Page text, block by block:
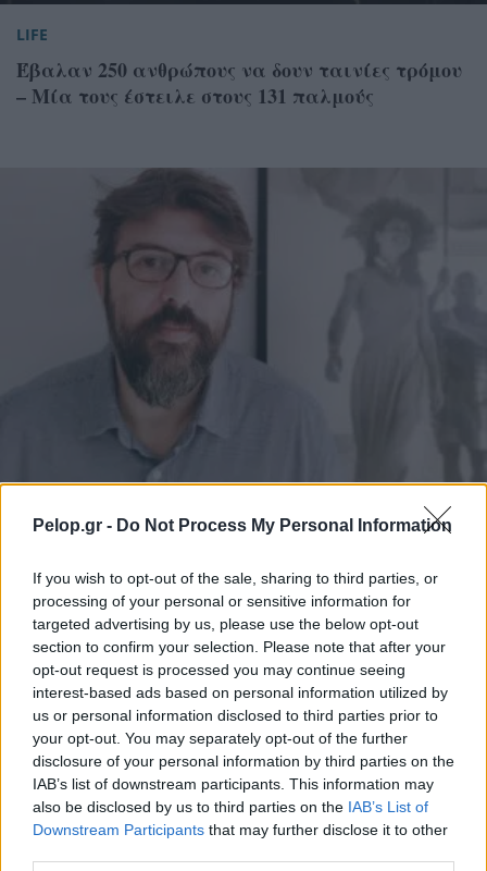
Pelop.gr - Do Not Process My Personal Information
If you wish to opt-out of the sale, sharing to third parties, or
processing of your personal or sensitive information for
targeted advertising by us, please use the below opt-out
section to confirm your selection. Please note that after your
opt-out request is processed you may continue seeing
interest-based ads based on personal information utilized by
us or personal information disclosed to third parties prior to
your opt-out. You may separately opt-out of the further
disclosure of your personal information by third parties on the
IAB’s list of downstream participants. This information may
also be disclosed by us to third parties on the IAB’s List of
Downstream Participants that may further disclose it to other
LIFE
Έβαλαν 250 ανθρώπους να δουν ταινίες τρόμου
– Μία τους έστειλε στους 131 παλμούς
ARTS
διεθνές κινηματογραφικό βραβείο